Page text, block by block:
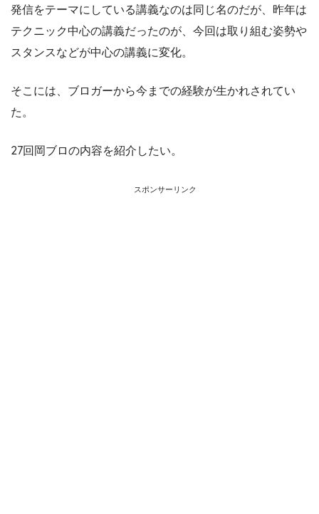
発信をテーマにしている講義なのは同じ名のだが、昨年は
テクニック中心の講義だったのが、今回は取り組む姿勢や
スタンスなどが中心の講義に変化。
そこには、ブロガーから今までの経験が生かれされてい
た。
27回岡ブロの内容を紹介したい。
スポンサーリンク